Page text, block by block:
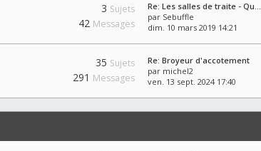
3 Sujets
42 Messages
Re: Les salles de traite - Qu…
par Sebuffle
dim. 10 mars 2019 14:21
35 Sujets
291 Messages
Re: Broyeur d'accotement
par michel2
ven. 13 sept. 2024 17:40